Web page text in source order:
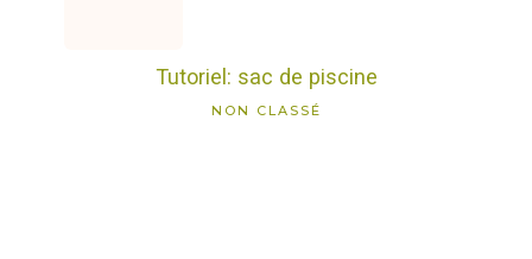
Tutoriel: sac de piscine
NON CLASSÉ